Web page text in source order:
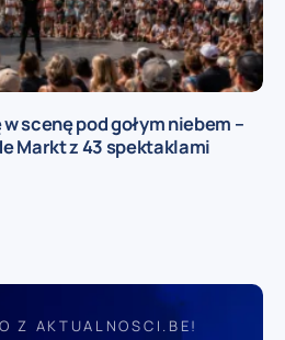
scenę pod gołym niebem –
Markt z 43 spektaklami
Z AKTUALNOSCI.BE!